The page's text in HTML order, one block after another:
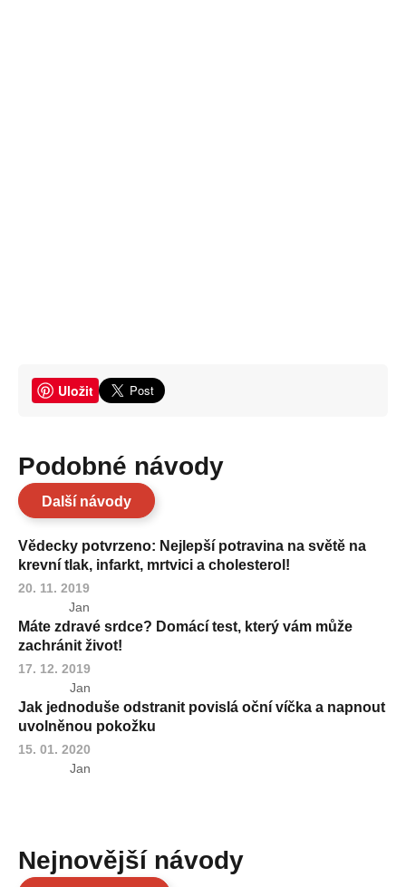
Uložit
Podobné návody
Další návody
Vědecky potvrzeno: Nejlepší potravina na světě na
krevní tlak, infarkt, mrtvici a cholesterol!
20. 11. 2019
Jan
Máte zdravé srdce? Domácí test, který vám může
zachránit život!
17. 12. 2019
Jan
Jak jednoduše odstranit povislá oční víčka a napnout
uvolněnou pokožku
15. 01. 2020
Jan
Nejnovější návody